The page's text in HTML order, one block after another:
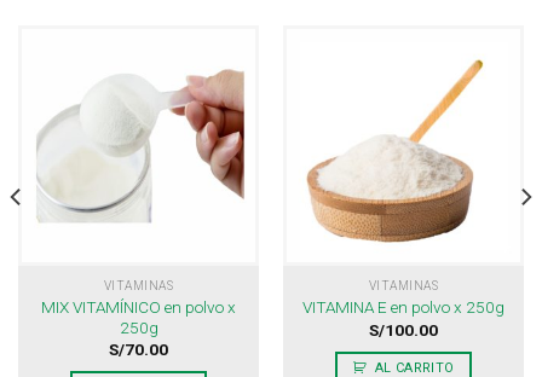
VITAMINAS
MIX VITAMÍNICO en polvo x
250g
S/70.00
VITAMINAS
VITAMINA E en polvo x 250g
S/100.00
AL CARRITO